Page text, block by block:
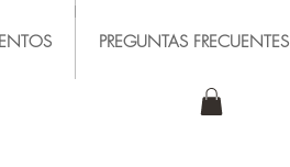
PREGUNTAS FRECUENTES